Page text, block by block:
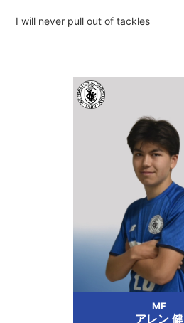
I will never pull out of tackles
MF
アレン 健